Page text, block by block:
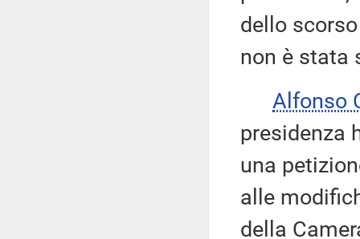
dello
non è stata
Alfonso
presidenza
una
alle
della